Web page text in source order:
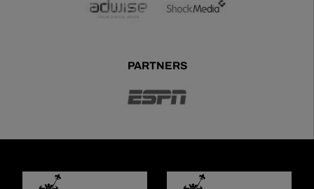
PARTNERS